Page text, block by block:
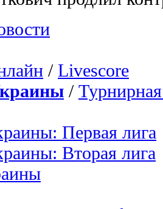
/ Livescore
/
Первая лига
Вторая лига